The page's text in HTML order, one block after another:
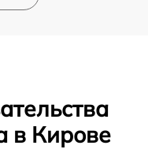
в Кирове